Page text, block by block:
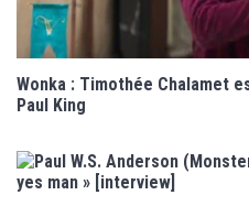
Wonka : Timothée Chalamet
Paul King